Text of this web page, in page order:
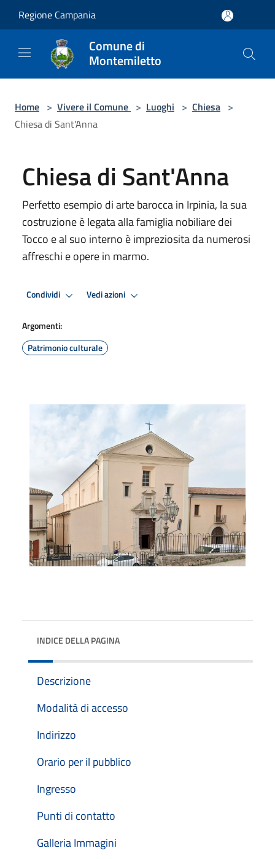
Regione Campania
Comune di
Montemiletto
Home > Vivere il Comune > Luoghi > Chiesa >
Chiesa di Sant'Anna
Chiesa di Sant'Anna
Perfetto esempio di arte barocca in Irpinia, la sua
costruzione è legata alla famiglia nobiliare dei
Tocco e al suo interno è impreziosita da numerosi
affreschi e opere in marmo.
Condividi Vedi azioni
Argomenti:
Patrimonio culturale
INDICE DELLA PAGINA
Descrizione
Modalità di accesso
Indirizzo
Orario per il pubblico
Ingresso
Punti di contatto
Galleria Immagini